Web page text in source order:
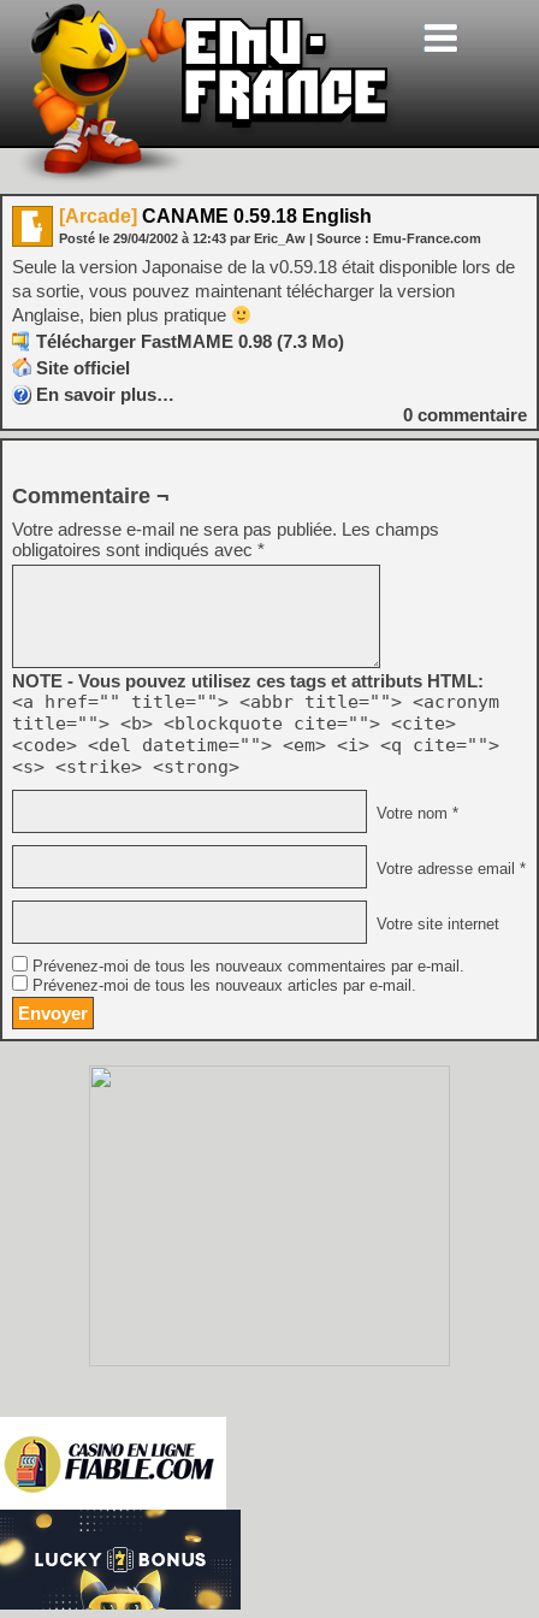
[Arcade] CANAME 0.59.18 English
Posté le 29/04/2002 à 12:43 par Eric_Aw | Source : Emu-France.com
Seule la version Japonaise de la v0.59.18 était disponible lors de
sa sortie, vous pouvez maintenant télécharger la version
Anglaise, bien plus pratique
Télécharger FastMAME 0.98 (7.3 Mo)
Site officiel
En savoir plus…
0 commentaire
Commentaire ¬
Votre adresse e-mail ne sera pas publiée. Les champs
obligatoires sont indiqués avec *
NOTE - Vous pouvez utilisez ces tags et attributs HTML:
<a href="" title=""> <abbr title=""> <acronym
title=""> <b> <blockquote cite=""> <cite>
<code> <del datetime=""> <em> <i> <q cite="">
<s> <strike> <strong>
Votre nom *
Votre adresse email *
Votre site internet
Prévenez-moi de tous les nouveaux commentaires par e-mail.
Prévenez-moi de tous les nouveaux articles par e-mail.